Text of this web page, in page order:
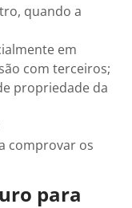
quando a
em
com terceiros;
propriedade da
comprovar os
para